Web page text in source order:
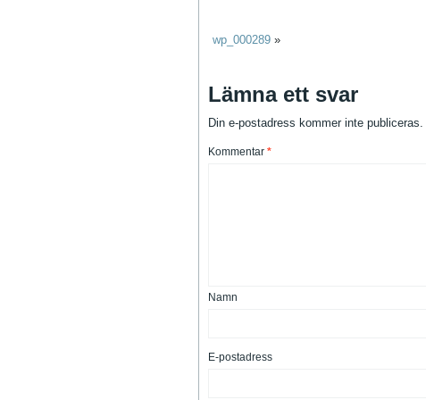
wp_000289 »
Lämna ett svar
Din e-postadress kommer inte publiceras.
Kommentar *
Namn
E-postadress